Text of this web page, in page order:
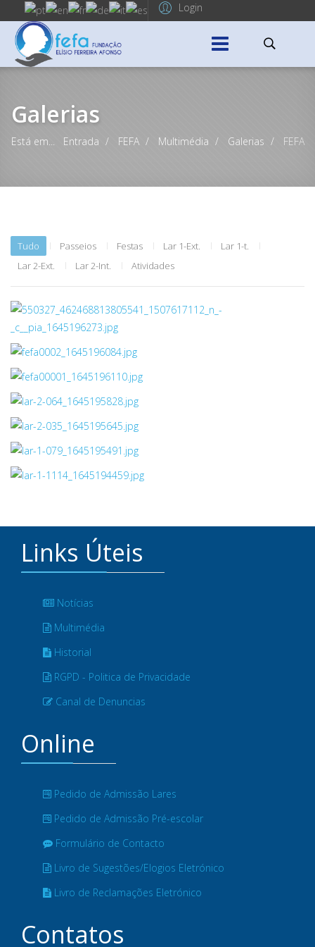
Login
Galerias
Está em... Entrada FEFA Multimédia Galerias FEFA
Tudo Passeios Festas Lar 1-Ext.
Lar 1-t.
Lar 2-Ext.
Lar 2-Int. Atividades
Links Úteis
Notícias
Multimédia
Historial
RGPD - Politica de Privacidade
Canal de Denuncias
Online
Pedido de Admissão Lares
Pedido de Admissão Pré-escolar
Formulário de Contacto
Livro de Sugestões/Elogios Eletrónico
Livro de Reclamações Eletrónico
Contatos